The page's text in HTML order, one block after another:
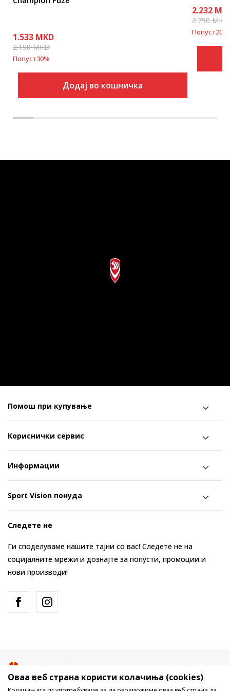
1.533 MKD
2.190MKD
Попуст30%
Додај во кошничка
2.232
2.790MKD
Попуст20
Помош при купување
Кориснички сервис
Информации
Sport Vision понуда
Следете не
Ги споделуваме нашите тајни со вас! Следете не на
социјалните мрежи и дознајте за попусти, промоции и
нови производи!
Оваа веб страна користи колачиња (cookies)